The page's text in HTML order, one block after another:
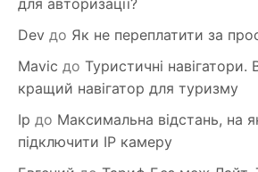
Dev до Як не переплатити за
Mavic до Туристичні
кращий навігатор для туризму
Ip до Максимальна відстань, на
підключити IP камеру